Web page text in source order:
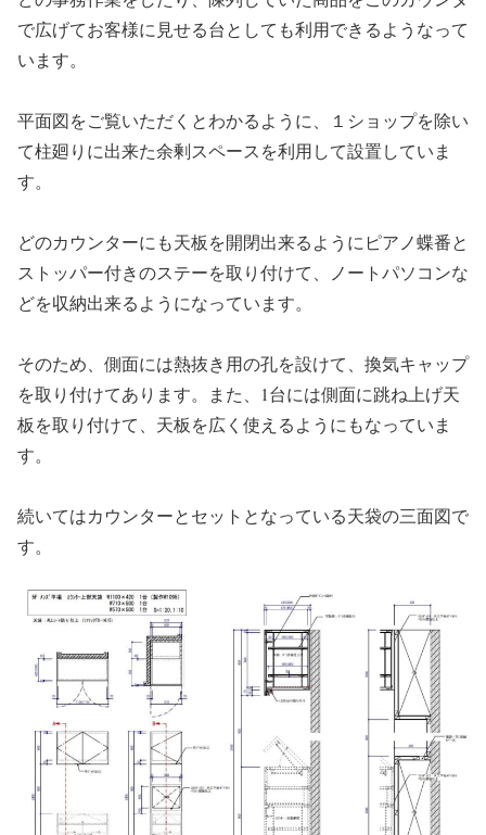
で広げてお客様に見せる台としても利用できるようなって
います。
平面図をご覧いただくとわかるように、１ショップを除い
て柱廻りに出来た余剰スペースを利用して設置していま
す。
どのカウンターにも天板を開閉出来るようにピアノ蝶番と
ストッパー付きのステーを取り付けて、ノートパソコンな
どを収納出来るようになっています。
そのため、側面には熱抜き用の孔を設けて、換気キャップ
を取り付けてあります。また、1台には側面に跳ね上げ天
板を取り付けて、天板を広く使えるようにもなっていま
す。
続いてはカウンターとセットとなっている天袋の三面図で
す。